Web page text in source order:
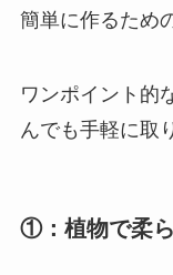
簡単に作るため
ワンポイント的
んでも手軽に取
①：植物で柔